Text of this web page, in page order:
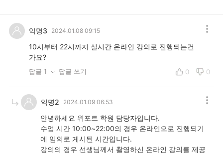
익명3 2024.01.08 09:15
10시부터 22시까지 실시간 온라인 강의로 진행되는건
가요?
답글 1 답글 쓰기 0 0
익명2 2024.01.09 06:53
안녕하세요 위포트 학원 담당자입니다.
수업 시간 10:00~22:00의 경우 온라인으로 진행되기
에 임의로 게시된 시간입니다.
강의의 경우 선생님께서 촬영하신 온라인 강의를 제공